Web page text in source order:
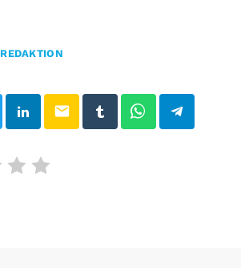
REDAKTION
email